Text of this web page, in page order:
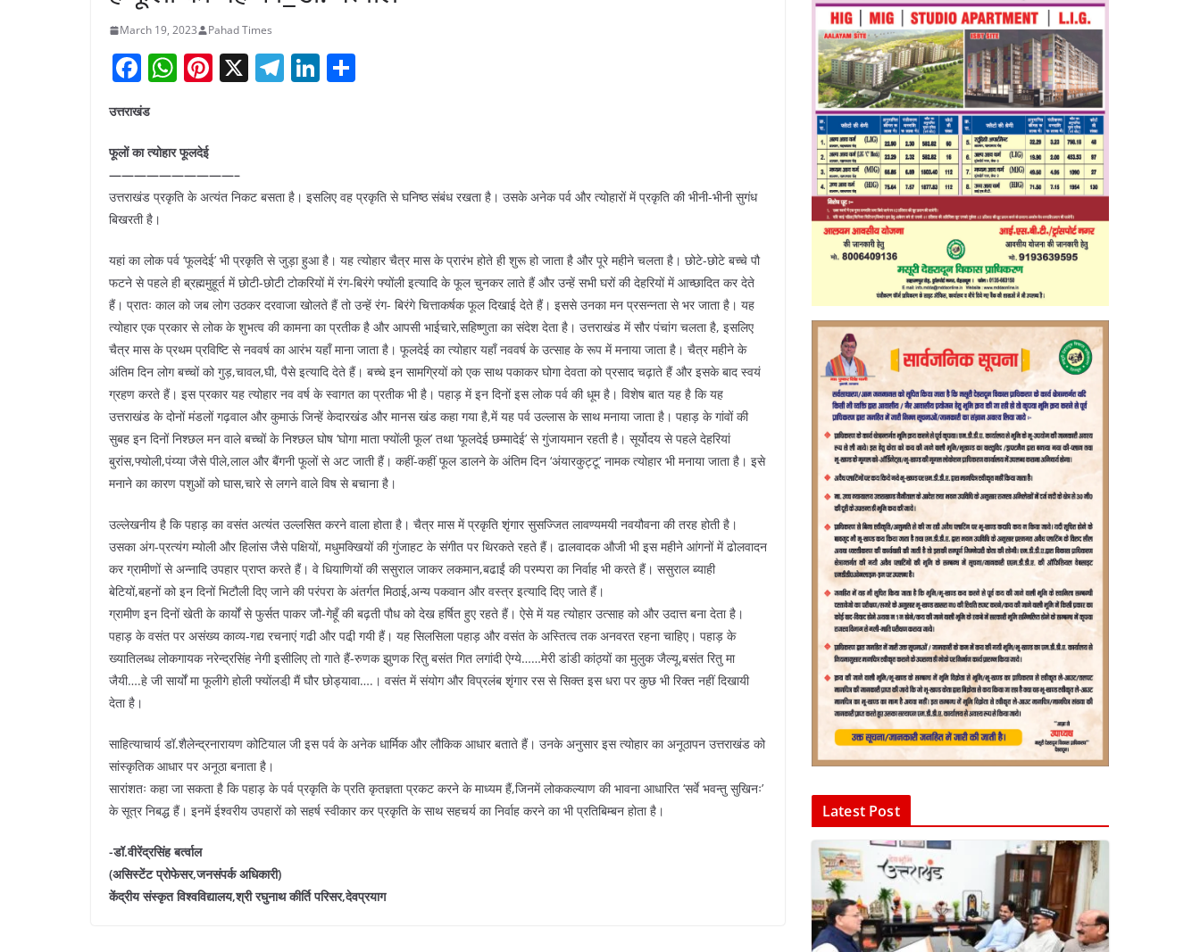
March 19, 2023 Pahad Times
F
a
c
e
b
o
k
W
s
A
p
Pi
st
X T
a
m
Li
dI
n
उत्तराखंड
फूलों का त्योहार फूलदेई
——————————–
उत्तराखंड प्रकृति के अत्यंत निकट बसता है। इसलिए वह प्रकृति से घनिष्ठ संबंध रखता है। उसके अनेक पर्व और त्योहारों में प्रकृति की भीनी-भीनी सुगंध
बिखरती है।
यहां का लोक पर्व ‘फूलदेई’ भी प्रकृति से जुड़ा हुआ है। यह त्योहार चैत्र मास के प्रारंभ होते ही शुरू हो जाता है और पूरे महीने चलता है। छोटे-छोटे बच्चे पौ
फटने से पहले ही ब्रह्ममुहूर्त में छोटी-छोटी टोकरियों में रंग-बिरंगे फ्योंली इत्यादि के फूल चुनकर लाते हैं और उन्हें सभी घरों की देहरियों में आच्छादित कर देते
हैं। प्रातः काल को जब लोग उठकर दरवाजा खोलते हैं तो उन्हें रंग- बिरंगे चित्ताकर्षक फूल दिखाई देते हैं। इससे उनका मन प्रसन्नता से भर जाता है। यह
त्योहार एक प्रकार से लोक के शुभत्व की कामना का प्रतीक है और आपसी भाईचारे,सहिष्णुता का संदेश देता है। उत्तराखंड में सौर पंचांग चलता है, इसलिए
चैत्र मास के प्रथम प्रविष्टि से नववर्ष का आरंभ यहाँ माना जाता है। फूलदेई का त्योहार यहाँ नववर्ष के उत्साह के रूप में मनाया जाता है। चैत्र महीने के
अंतिम दिन लोग बच्चों को गुड़,चावल,घी, पैसे इत्यादि देते हैं। बच्चे इन सामग्रियों को एक साथ पकाकर घोगा देवता को प्रसाद चढ़ाते हैं और इसके बाद स्वयं
ग्रहण करते हैं। इस प्रकार यह त्योहार नव वर्ष के स्वागत का प्रतीक भी है। पहाड़ में इन दिनों इस लोक पर्व की धूम है। विशेष बात यह है कि यह
उत्तराखंड के दोनों मंडलों गढ़वाल और कुमाऊं जिन्हें केदारखंड और मानस खंड कहा गया है,में यह पर्व उल्लास के साथ मनाया जाता है। पहाड़ के गांवों की
सुबह इन दिनों निश्छल मन वाले बच्चों के निश्छल घोष ‘घोगा माता फ्योंली फूल’ तथा ‘फूलदेई छम्मादेई’ से गुंजायमान रहती है। सूर्योदय से पहले देहरियां
बुरांस,फ्योली,पंय्या जैसे पीले,लाल और बैंगनी फूलों से अट जाती हैं। कहीं-कहीं फूल डालने के अंतिम दिन ‘अंयारकुट्टू’ नामक त्योहार भी मनाया जाता है। इसे
मनाने का कारण पशुओं को घास,चारे से लगने वाले विष से बचाना है।
उल्लेखनीय है कि पहाड़ का वसंत अत्यंत उल्लसित करने वाला होता है। चैत्र मास में प्रकृति शृंगार सुसज्जित लावण्यमयी नवयौवना की तरह होती है।
उसका अंग-प्रत्यंग म्योली और हिलांस जैसे पक्षियों, मधुमक्खियों की गुंजाहट के संगीत पर थिरकते रहते हैं। ढालवादक औजी भी इस महीने आंगनों में ढोलवादन
कर ग्रामीणों से अन्नादि उपहार प्राप्त करते हैं। वे धियाणियों की ससुराल जाकर लकमान,बढाईं की परम्परा का निर्वाह भी करते हैं। ससुराल ब्याही
बेटियों,बहनों को इन दिनों भिटौली दिए जाने की परंपरा के अंतर्गत मिठाई,अन्य पकवान और वस्त्र इत्यादि दिए जाते हैं।
ग्रामीण इन दिनों खेती के कार्यों से फुर्सत पाकर जौ-गेहूँ की बढ़ती पौध को देख हर्षित हुए रहते हैं। ऐसे में यह त्योहार उत्साह को और उदात्त बना देता है।
पहाड़ के वसंत पर असंख्य काव्य-गद्य रचनाएं गढी और पढी़ गयी हैं। यह सिलसिला पहाड़ और वसंत के अस्तित्व तक अनवरत रहना चाहिए। पहाड़ के
ख्यातिलब्ध लोकगायक नरेन्द्रसिंह नेगी इसीलिए तो गाते हैं-रुणक झुणक रितु बसंत गित लगांदी ऐग्ये……मेरी डांडी कांठ्यों का मुलुक जैल्यू,बसंत रितु मा
जैयी….हे जी सार्यों मा फूलीगे होली फ्योंलडी़ मैं घौर छोड्यावा….। वसंत में संयोग और विप्रलंब शृंगार रस से सिक्त इस धरा पर कुछ भी रिक्त नहीं दिखायी
देता है।
साहित्याचार्य डॉ.शैलेन्द्रनारायण कोटियाल जी इस पर्व के अनेक धार्मिक और लौकिक आधार बताते हैं। उनके अनुसार इस त्योहार का अनूठापन उत्तराखंड को
सांस्कृतिक आधार पर अनूठा बनाता है।
सारांशतः कहा जा सकता है कि पहाड़ के पर्व प्रकृति के प्रति कृतज्ञता प्रकट करने के माध्यम हैं,जिनमें लोककल्याण की भावना आधारित ‘सर्वे भवन्तु सुखिनः’
के सूत्र निबद्ध हैं। इनमें ईश्वरीय उपहारों को सहर्ष स्वीकार कर प्रकृति के साथ सहचर्य का निर्वाह करने का भी प्रतिबिम्बन होता है।
-डॉ.वीरेंद्रसिंह बर्त्वाल
(असिस्टेंट प्रोफेसर,जनसंपर्क अधिकारी)
केंद्रीय संस्कृत विश्वविद्यालय,श्री रघुनाथ कीर्ति परिसर,देवप्रयाग
Latest Post